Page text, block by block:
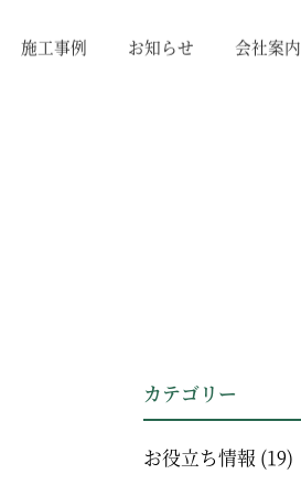
施工事例 お知らせ 会社案内
カテゴリー
お役立ち情報 (19)